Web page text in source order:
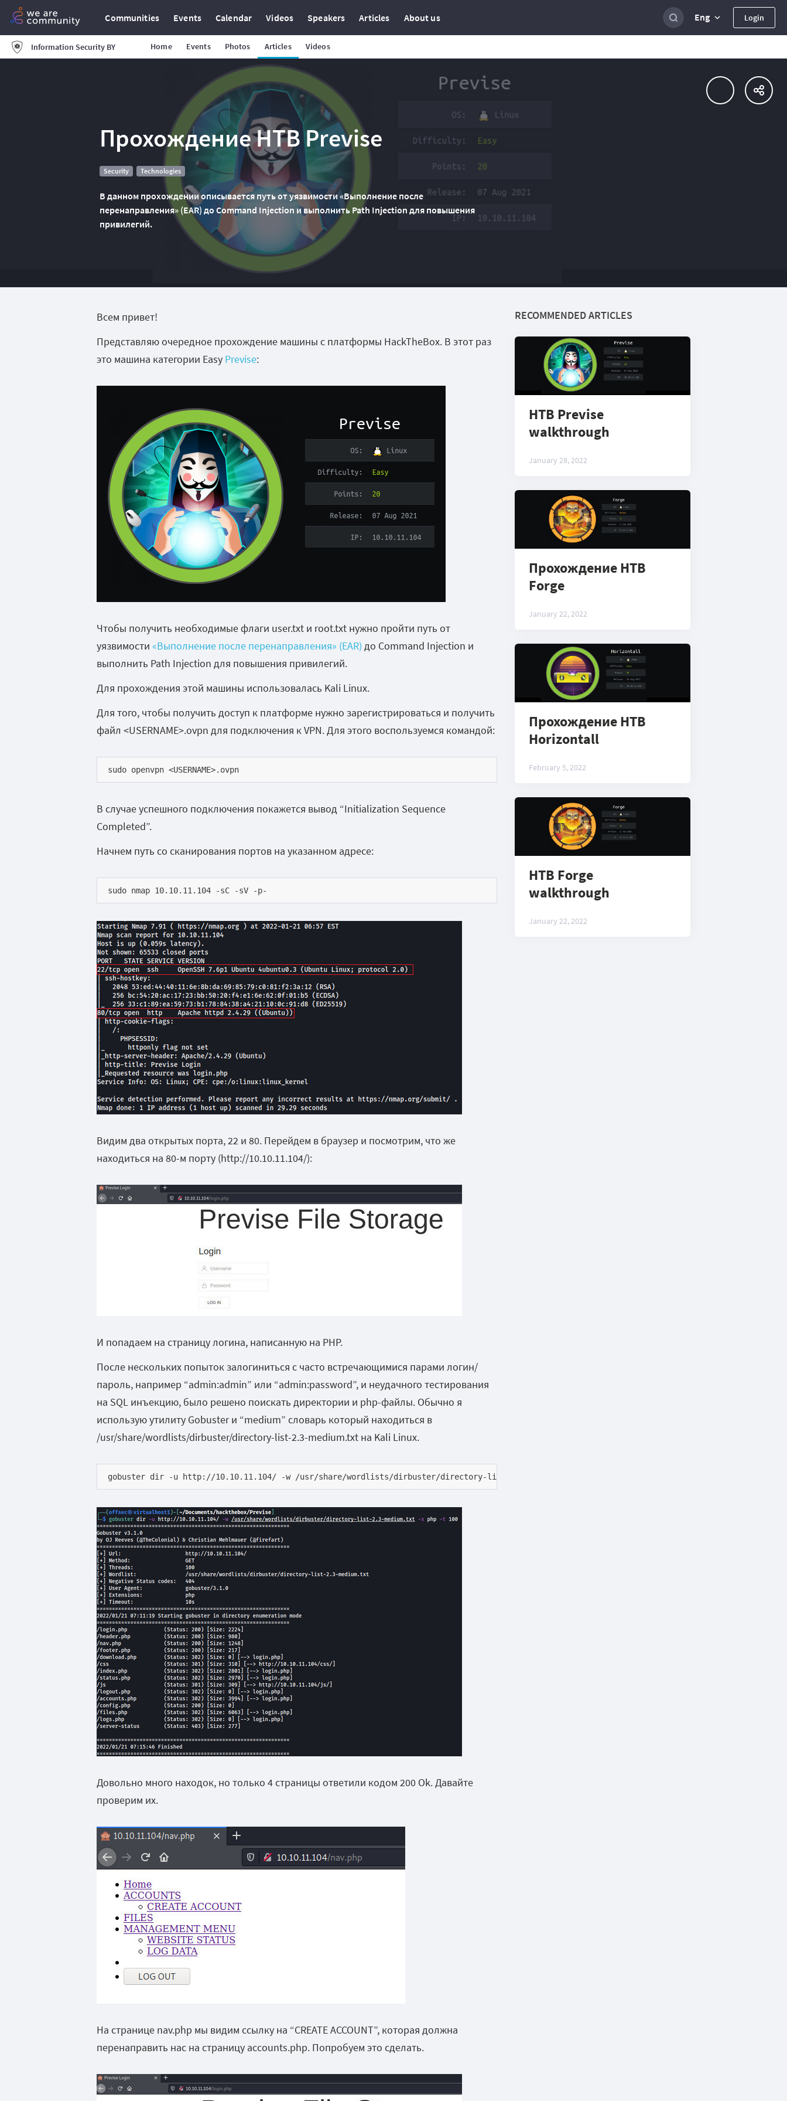
Communities Events Calendar Videos Speakers Articles About us Eng Login
Information Security BY Home Events Photos Articles Videos
Прохождение HTB Previse
Security Technologies
В данном прохождении описывается путь от уязвимости «Выполнение после
перенаправления» (EAR) до Command Injection и выполнить Path Injection для повышения
привилегий.
Всем привет!
Представляю очередное прохождение машины с платформы HackTheBox. В этот раз
это машина категории Easy Previse:
Чтобы получить необходимые флаги user.txt и root.txt нужно пройти путь от
уязвимости «Выполнение после перенаправления» (EAR) до Command Injection и
выполнить Path Injection для повышения привилегий.
Для прохождения этой машины использовалась Kali Linux.
Для того, чтобы получить доступ к платформе нужно зарегистрироваться и получить
файл <USERNAME>.ovpn для подключения к VPN. Для этого воспользуемся командой:
sudo openvpn <USERNAME>.ovpn
В случае успешного подключения покажется вывод “Initialization Sequence
Completed”.
Начнем путь со сканирования портов на указанном адресе:
sudo nmap 10.10.11.104 -sC -sV -p-
Видим два открытых порта, 22 и 80. Перейдем в браузер и посмотрим, что же
находиться на 80-м порту (http://10.10.11.104/):
И попадаем на страницу логина, написанную на PHP.
После нескольких попыток залогиниться с часто встречающимися парами логин/
пароль, например “admin:admin” или “admin:password”, и неудачного тестирования
на SQL инъекцию, было решено поискать директории и php-файлы. Обычно я
использую утилиту Gobusterи “medium” словарь который находиться в
/usr/share/wordlists/dirbuster/directory-list-2.3-medium.txt на Kali Linux.
gobuster dir -u http://10.10.11.104/ -w /usr/share/wordlists/dirbuster/directory-list-2.3-medium.txt -x php -t 100
Довольно много находок, но только 4 страницы ответили кодом 200 Ok. Давайте
проверим их.
На странице nav.php мы видим ссылку на “CREATE ACCOUNT”, которая должна
перенаправить нас на страницу accounts.php. Попробуем это сделать.
RECOMMENDED ARTICLES
HTB Previse
walkthrough
January 28, 2022
Прохождение HTB
Forge
January 22, 2022
Прохождение HTB
Horizontall
February 5, 2022
HTB Forge
walkthrough
January 22, 2022